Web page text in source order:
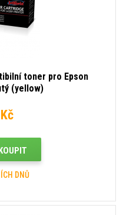
toner pro Epson
(yellow)
KOUPIT
DNŮ